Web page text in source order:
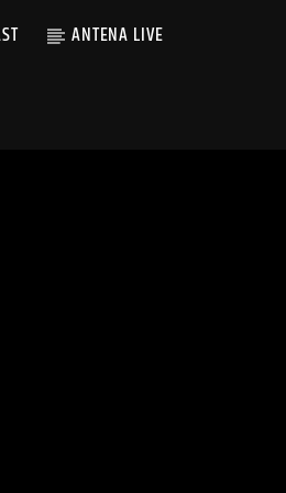
ANTENA LIVE